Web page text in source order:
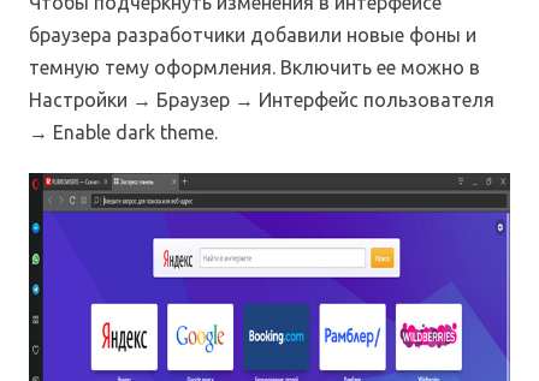
браузера разработчики добавили новые фоны и
темную тему оформления. Включить ее можно в
Настройки → Браузер → Интерфейс пользователя
→ Enable dark theme.